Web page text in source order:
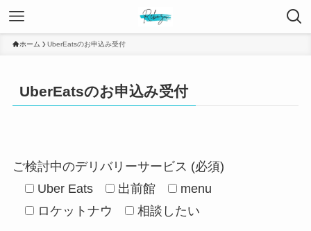
ホーム UberEatsのお申込み受付
UberEatsのお申込み受付
ご検討中のデリバリーサービス (必須)
Uber Eats
出前館
menu
ロケットナウ
相談したい